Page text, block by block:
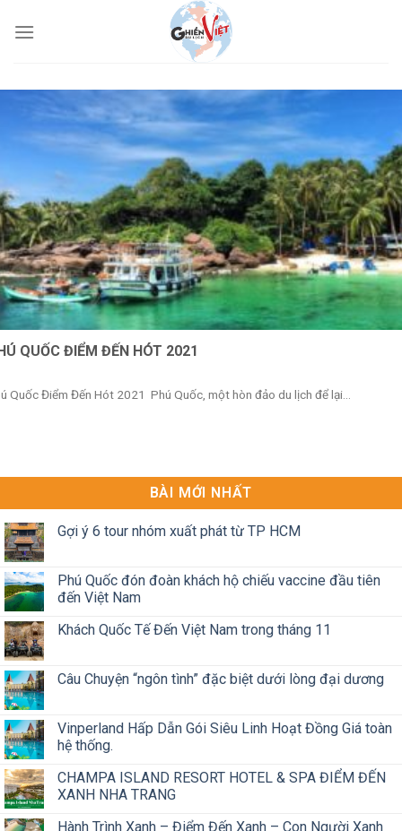
QUỐC ĐIỂM ĐẾN HÓT 2021
Quốc Điểm Đến Hót 2021 Phú Quốc, một hòn đảo du lịch để lại...
BÀI MỚI NHẤT
Gợi ý 6 tour nhóm xuất phát từ TP HCM
Phú Quốc đón đoàn khách hộ chiếu vaccine đầu tiên
đến Việt Nam
Khách Quốc Tế Đến Việt Nam trong tháng 11
Câu Chuyện “ngôn tình” đặc biệt dưới lòng đại dương
Vinperland Hấp Dẫn Gói Siêu Linh Hoạt Đồng Giá toàn
hệ thống.
CHAMPA ISLAND RESORT HOTEL & SPA ĐIỂM ĐẾN
XANH NHA TRANG
Hành Trình Xanh – Điểm Đến Xanh – Con Người Xanh